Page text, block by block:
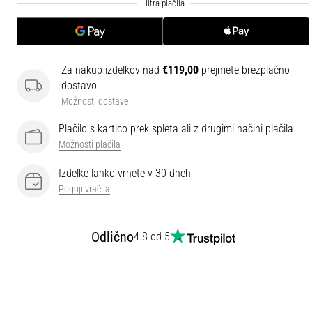
Za nakup izdelkov nad €119,00 prejmete brezplačno
dostavo
Možnosti dostave
Plačilo s kartico prek spleta ali z drugimi načini plačila
Možnosti plačila
Izdelke lahko vrnete v 30 dneh
Pogoji vračila
Odlično4.8 od 5